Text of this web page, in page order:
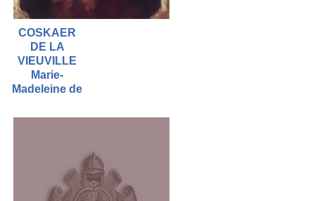
COSKAER
DE LA
VIEUVILLE
Marie-
Madeleine de